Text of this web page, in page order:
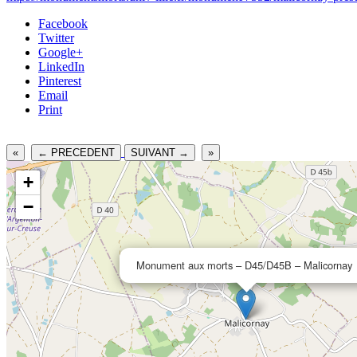
Facebook
Twitter
Google+
LinkedIn
Pinterest
Email
Print
« ← PRECEDENT SUIVANT → »
Monument aux morts – D45/D45B – Malicornay
+
−